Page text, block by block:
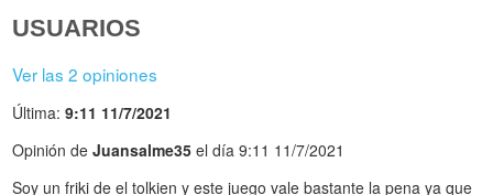
USUARIOS
Ver las 2 opiniones
Última:9:11 11/7/2021
Opinión deJuansalme35 el día 9:11 11/7/2021
Soy un friki de el tolkien y este juego vale bastante la pena ya que